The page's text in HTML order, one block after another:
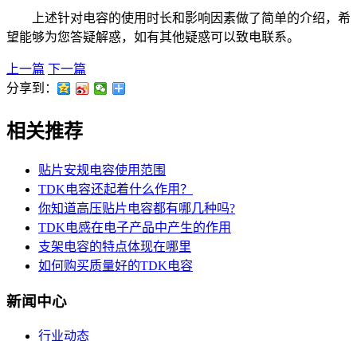
上述针对电容的使用时长和影响因素做了简单的介绍，希
望能够为您答疑解惑，如有其他疑惑可以致电联系。
上一篇 下一篇
分享到：
相关推荐
贴片安规电容使用范围
TDK电容还起着什么作用？
你知道高压贴片电容都有哪几种吗?
TDK电感在电子产品中产生的作用
支架电容的特点体现在哪里
如何购买质量好的TDK电容
新闻中心
行业动态